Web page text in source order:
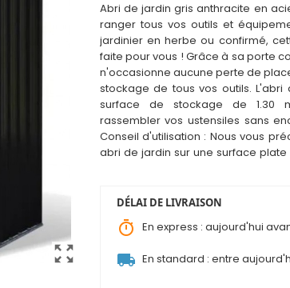
zoom_out_map
Abri de jardin gris anthracite en
ranger tous vos outils et
jardinier en herbe ou confirmé,
faite pour vous ! Grâce à sa porte
n'occasionne aucune perte de
stockage de tous vos outils.
surface de stockage de 1.30
rassembler vos ustensiles sans
Conseil d'utilisation : Nous vous
abri de jardin sur une surface
DÉLAI DE LIVRAISON
timer En express : aujourd'hui
local_shipping En standard : entre